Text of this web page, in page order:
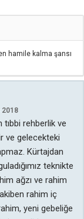
hamile kalma şansı
2018
rehberlik ve
ve gelecekteki
Kürtajdan
teknikte
ağzı ve rahim
rahim iç
yeni gebeliğe